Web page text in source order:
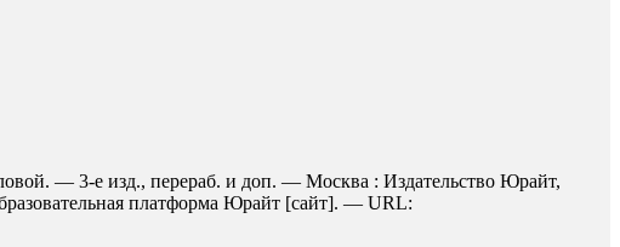
— 3-е изд., перераб. и доп. — Москва : Издательство Юрайт,
платформа Юрайт [сайт]. — URL: